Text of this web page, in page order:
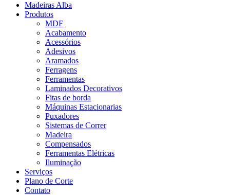
Madeiras Alba
Produtos
MDF
Acabamento
Acessórios
Adesivos
Aramados
Ferragens
Ferramentas
Laminados Decorativos
Fitas de borda
Máquinas Estacionarias
Puxadores
Sistemas de Correr
Madeira
Compensados
Ferramentas Elétricas
Iluminação
Serviços
Plano de Corte
Contato